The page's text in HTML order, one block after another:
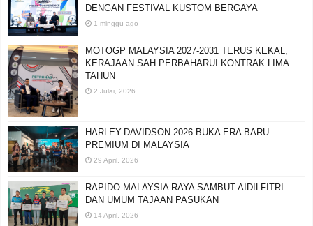
DENGAN FESTIVAL KUSTOM BERGAYA
1 minggu ago
MOTOGP MALAYSIA 2027-2031 TERUS KEKAL,
KERAJAAN SAH PERBAHARUI KONTRAK LIMA
TAHUN
2 Julai, 2026
HARLEY-DAVIDSON 2026 BUKA ERA BARU
PREMIUM DI MALAYSIA
29 April, 2026
RAPIDO MALAYSIA RAYA SAMBUT AIDILFITRI
DAN UMUM TAJAAN PASUKAN
14 April, 2026